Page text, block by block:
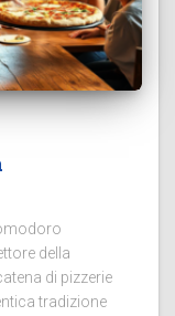
della
di pizzerie
tradizione